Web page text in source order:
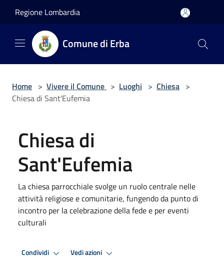
Regione Lombardia
Comune di Erba
Home > Vivere il Comune > Luoghi > Chiesa >
Chiesa di Sant'Eufemia
Chiesa di
Sant'Eufemia
La chiesa parrocchiale svolge un ruolo centrale nelle
attività religiose e comunitarie, fungendo da punto di
incontro per la celebrazione della fede e per eventi
culturali
Condividi Vedi azioni